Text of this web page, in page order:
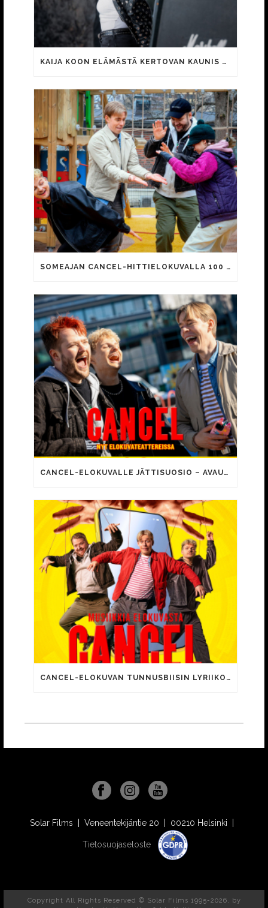
KAIJA KOON ELÄMÄSTÄ KERTOVAN KAUNIS RIETAS ONNELLINEN -ELOKUVAN TRAILER JULKI
SOMEAJAN CANCEL-HITTIELOKUVALLA 100 000 KATSOJAA!
CANCEL-ELOKUVALLE JÄTTISUOSIO – AVAUSPÄIVÄNÄ JO 15 492 KATSOJAA!
CANCEL-ELOKUVAN TUNNUSBIISIN LYRIIKOISSA TUTTUJA MEEMIHOKEMIA YOUTUBE-VIDEOILTA!
Solar Films | Veneentekijäntie 20 | 00210 Helsinki |
Tietosuojaseloste
Copyright All Rights Reserved © Solar Films 1995-2026, by